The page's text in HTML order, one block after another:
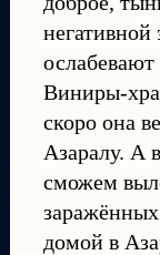
ослабевают
Виниры-
скоро она
Азаралу. А
сможем
домой в